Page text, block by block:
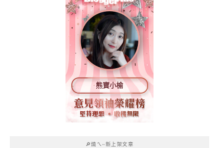
熊寶小榆
🔎燒ㄟ~新上架文章